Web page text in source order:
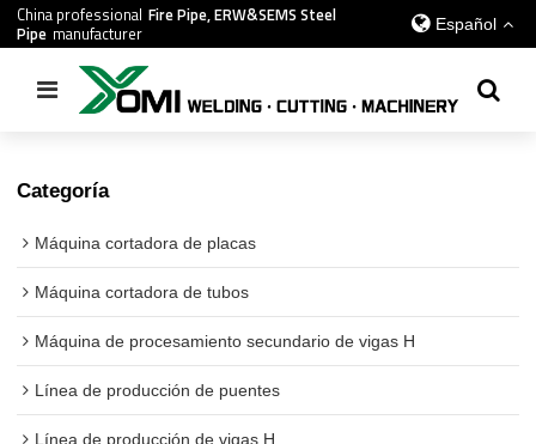
China professional Fire Pipe, ERW&SEMS Steel
Pipe manufacturer Español
todos / Máquina de soldadura de vigas H
Categoría
Máquina cortadora de placas
Máquina cortadora de tubos
Máquina de procesamiento secundario de vigas H
Línea de producción de puentes
Línea de producción de vigas H